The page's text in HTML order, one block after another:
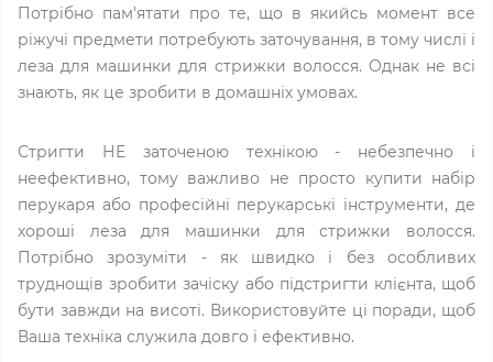
Потрібно пам'ятати про те, що в якийсь момент все
ріжучі предмети потребують заточування, в тому числі і
леза для машинки для стрижки волосся. Однак не всі
знають, як це зробити в домашніх умовах.
Стригти НЕ заточеною технікою - небезпечно і
неефективно, тому важливо не просто купити набір
перукаря або професійні перукарські інструменти, де
хороші леза для машинки для стрижки волосся.
Потрібно зрозуміти - як швидко і без особливих
труднощів зробити зачіску або підстригти клієнта, щоб
бути завжди на висоті. Використовуйте ці поради, щоб
Ваша техніка служила довго і ефективно.